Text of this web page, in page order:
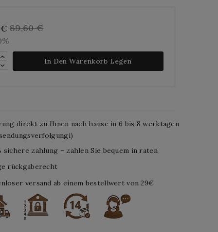
89,60 €
In Den Warenkorb Legen
direkt zu Ihnen nach hause in 6 bis 8 werktagen
sichere zahlung – zahlen Sie bequem in raten
rückgaberecht
versand ab einem bestellwert von 29€